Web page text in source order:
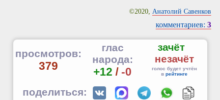
©2020, Анатолий Савенков
комментариев: 3
просмотров:
379
глас
народа:
+12 / -0
зачёт
незачёт
голос будет учтён
в рейтинге
поделиться: